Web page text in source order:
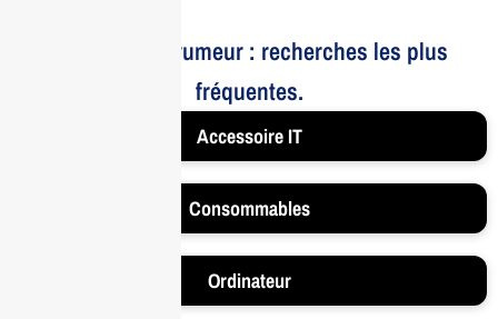
Le bruit et la rumeur : recherches les plus
fréquentes.
Accessoire IT
Consommables
Ordinateur